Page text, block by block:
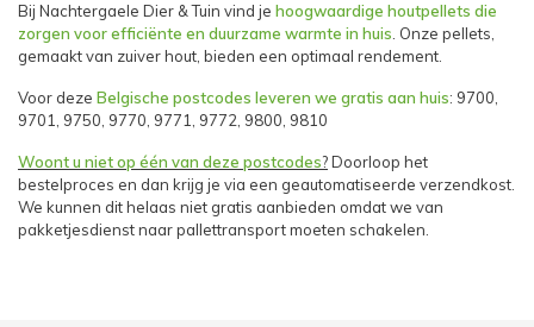
Bij Nachtergaele Dier & Tuin vind je hoogwaardige houtpellets die
zorgen voor efficiënte en duurzame warmte in huis. Onze pellets,
gemaakt van zuiver hout, bieden een optimaal rendement.
Voor deze Belgische postcodes leveren we gratis aan huis: 9700,
9701, 9750, 9770, 9771, 9772, 9800, 9810
Woont u niet op één van deze postcodes?Doorloop het
bestelproces en dan krijg je via een geautomatiseerde verzendkost.
We kunnen dit helaas niet gratis aanbieden omdat we van
pakketjesdienst naar pallettransport moeten schakelen.